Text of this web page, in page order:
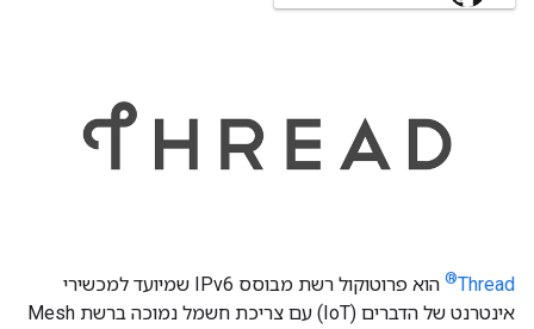
Thread
®
הוא פרוטוקול רשת מבוסס IPv6 שמיועד למכשירי
אינטרנט של הדברים (IoT) עם צריכת חשמל נמוכה ברשת Mesh